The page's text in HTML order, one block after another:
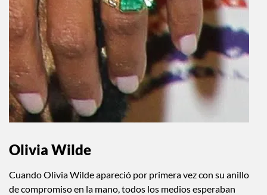
Olivia Wilde
Cuando Olivia Wilde apareció por primera vez con su anillo
de compromiso en la mano, todos los medios esperaban